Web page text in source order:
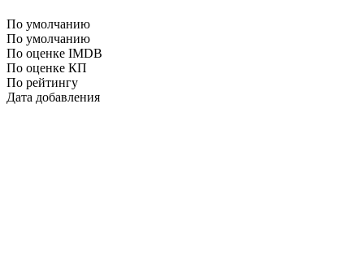
По умолчанию
По умолчанию
По оценке IMDB
По оценке КП
По рейтингу
Дата добавления